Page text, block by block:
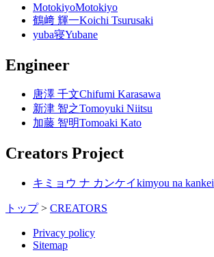
MotokiyoMotokiyo
鶴﨑 輝一Koichi Tsurusaki
yuba寝Yubane
Engineer
唐澤 千文Chifumi Karasawa
新津 智之Tomoyuki Niitsu
加藤 智明Tomoaki Kato
Creators Project
キミョウ ナ カンケイkimyou na kankei
トップ> CREATORS
Privacy policy
Sitemap